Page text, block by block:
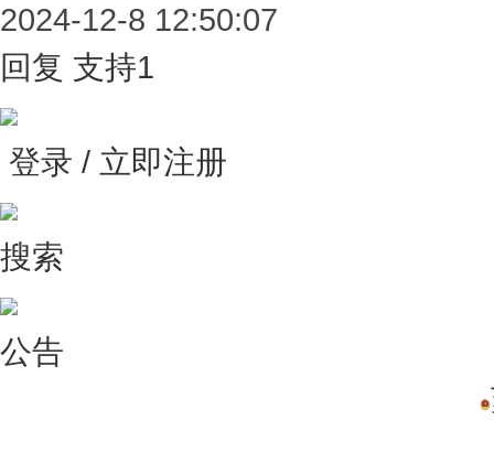
2024-12-8 12:50:07
回复 支持1
登录 / 立即注册
搜索
公告